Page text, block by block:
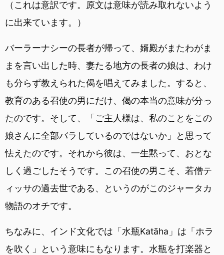
（これは意訳です。原文は意味が読み取れないよう
に出来ています。）
バーラーナシーの長者が帰って、婿殿がまたわがま
まを言い出した時、妻たる地方の長者の娘は、わけ
も分らず教えられた偈を唱えてみました。すると、
教育のある召使の男にだけ、偈の本当の意味が分っ
たのです。そして、「ご主人様は、私のことをこの
娘さんに全部バラしているのではないか」と思って
怯えたのです。それから彼は、一生黙って、おとな
しく過ごしたそうです。この召使の男こそ、若僧テ
ィッサの過去世である、というのがこのジャータカ
物語のオチです。
ちなみに、インド文化では「水瓶Katāha」は「ホラ
を吹く」という意味にもなります。水瓶を打楽器と